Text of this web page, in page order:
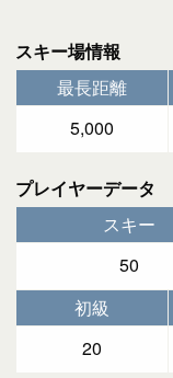
スキー場情報
最長距離
5,000
プレイヤーデータ
スキー
50
初級
20